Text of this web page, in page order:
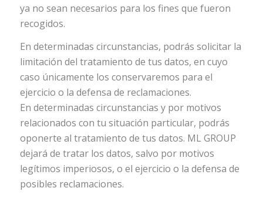
ya no sean necesarios para los fines que fueron
recogidos.
En determinadas circunstancias, podrás solicitar la
limitación del tratamiento de tus datos, en cuyo
caso únicamente los conservaremos para el
ejercicio o la defensa de reclamaciones.
En determinadas circunstancias y por motivos
relacionados con tu situación particular, podrás
oponerte al tratamiento de tus datos. ML GROUP
dejará de tratar los datos, salvo por motivos
legítimos imperiosos, o el ejercicio o la defensa de
posibles reclamaciones.